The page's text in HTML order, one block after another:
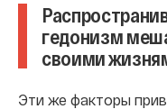
гедонизм
своими
Эти же факторы